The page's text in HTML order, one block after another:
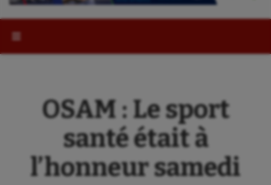
OSAM : Le sport
santé était à
l’honneur samedi